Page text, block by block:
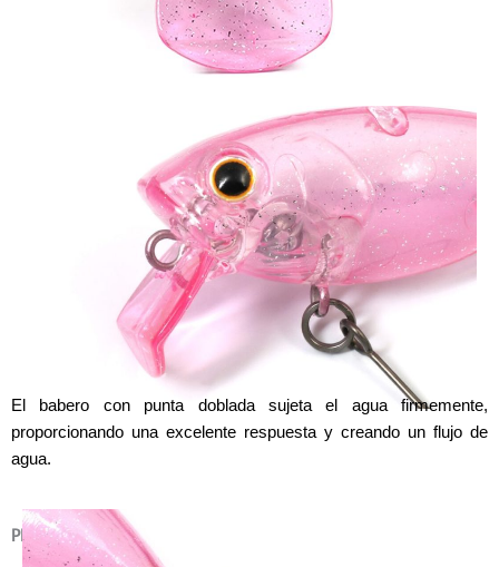
El babero con punta doblada sujeta el agua firmemente,
proporcionando una excelente respuesta y creando un flujo de
agua.
PROP